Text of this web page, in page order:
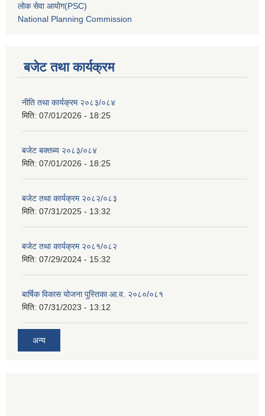
लोक सेवा आयोग(PSC)
National Planning Commission
बजेट तथा कार्यक्रम
नीति तथा कार्यक्रम २०८३/०८४
मिति: 07/01/2026 - 18:25
बजेट बक्तब्य २०८३/०८४
मिति: 07/01/2026 - 18:25
बजेट तथा कार्यक्रम २०८२/०८३
मिति: 07/31/2025 - 13:32
बजेट तथा कार्यक्रम २०८१/०८२
मिति: 07/29/2024 - 15:32
बार्षिक विकास योजना पुस्तिका आ.व. २०८०/०८१
मिति: 07/31/2023 - 13:12
अन्य